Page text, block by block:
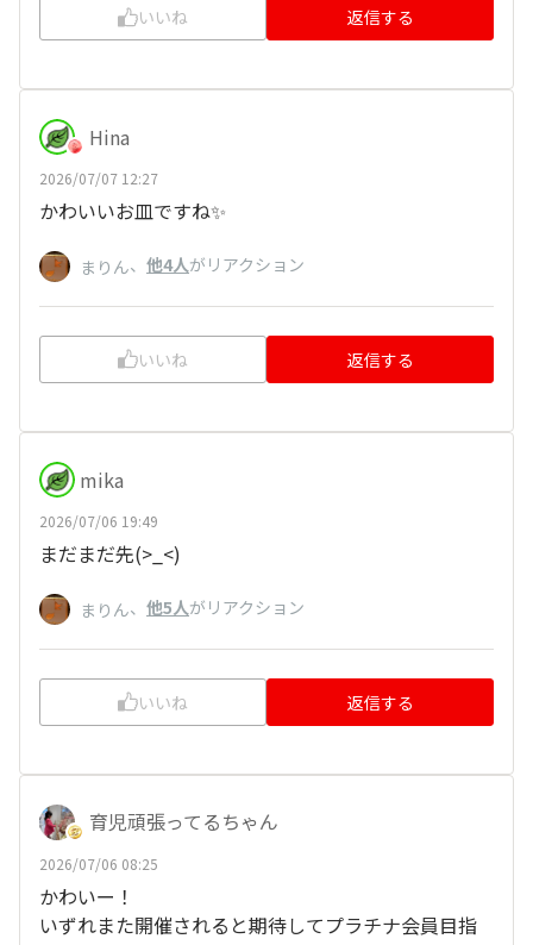
いいね 返信する
Hina
2026/07/07 12:27
かわいいお皿ですね✨
まりん、 他4人がリアクション
いいね 返信する
mika
2026/07/06 19:49
まだまだ先(>_<)
まりん、 他5人がリアクション
いいね 返信する
育児頑張ってるちゃん
2026/07/06 08:25
かわいー！
いずれまた開催されると期待してプラチナ会員目指